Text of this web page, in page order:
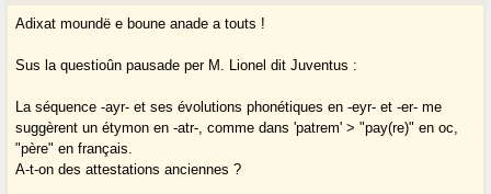
Adixat moundë e boune anade a touts !
Sus la questioûn pausade per M. Lionel dit Juventus :
La séquence -ayr- et ses évolutions phonétiques en -eyr- et -er- me
suggèrent un étymon en -atr-, comme dans 'patrem' > "pay(re)" en oc,
"père" en français.
A-t-on des attestations anciennes ?